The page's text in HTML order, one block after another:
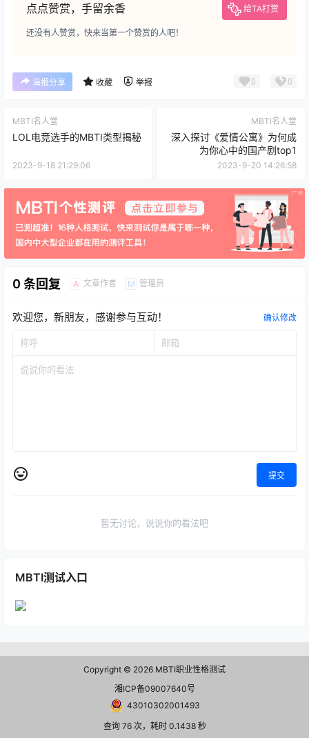
点点赞赏，手留余香 给TA打赏
还没有人赞赏，快来当第一个赞赏的人吧！
海报分享 收藏 举报 0 0
MBTI名人堂
LOL电竞选手的MBTI类型揭秘
2023-9-18 21:29:06
MBTI名人堂
深入探讨《爱情公寓》为何成
为你心中的国产剧top1
2023-9-20 14:26:58
0 条回复 A 文章作者 M 管理员
欢迎您，新朋友，感谢参与互动！ 确认修改
提交
暂无讨论，说说你的看法吧
MBTI测试入口
Copyright © 2026 MBTI职业性格测试
湘ICP备09007640号
43010302001493
查询 76 次，耗时 0.1438 秒